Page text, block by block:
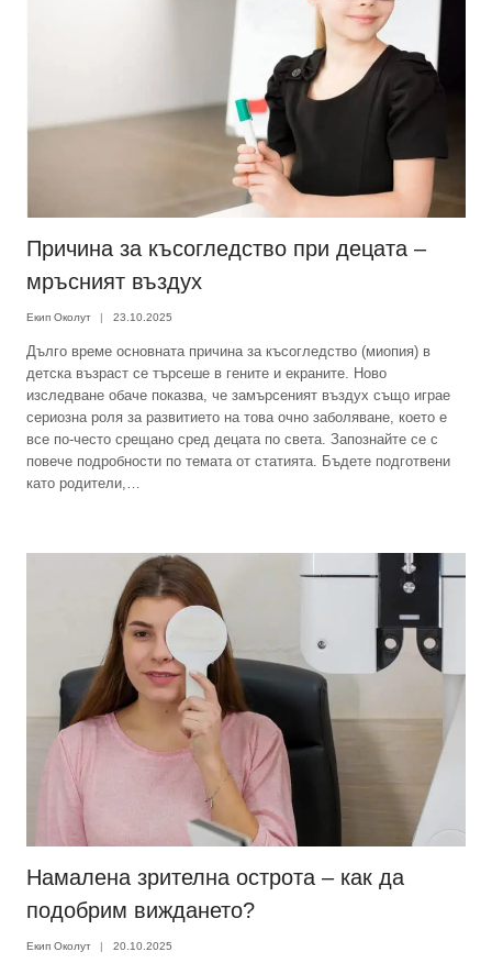
Причина за късогледство при децата –
мръсният въздух
Екип Околут 23.10.2025
Дълго време основната причина за късогледство (миопия) в
детска възраст се търсеше в гените и екраните. Ново
изследване обаче показва, че замърсеният въздух също играе
сериозна роля за развитието на това очно заболяване, което е
все по-често срещано сред децата по света. Запознайте се с
повече подробности по темата от статията. Бъдете подготвени
като родители,…
Намалена зрителна острота – как да
подобрим виждането?
Екип Околут 20.10.2025